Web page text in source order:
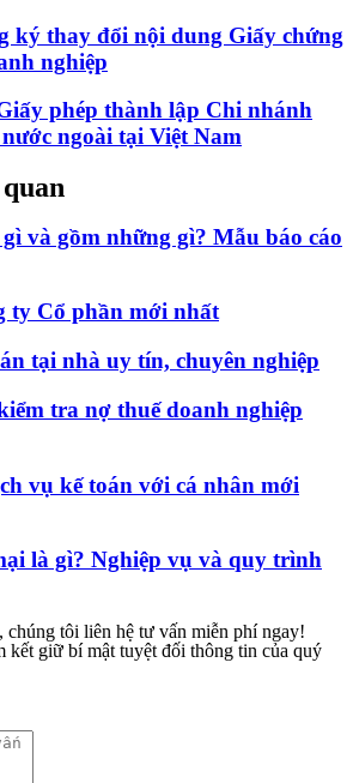
ký thay đổi nội dung Giấy chứng
nghiệp
phép thành lập Chi nhánh
ngoài tại Việt Nam
và gồm những gì? Mẫu báo cáo
ty Cổ phần mới nhất
tại nhà uy tín, chuyên nghiệp
tra nợ thuế doanh nghiệp
vụ kế toán với cá nhân mới
là gì? Nghiệp vụ và quy trình
chúng tôi liên hệ tư vấn miễn phí ngay!
kết giữ bí mật tuyệt đối thông tin của quý